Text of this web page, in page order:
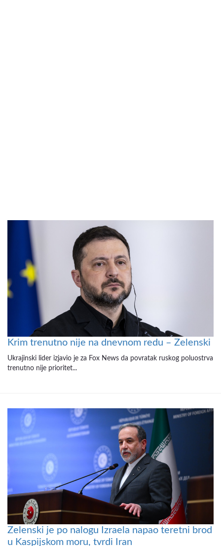
Krim trenutno nije na dnevnom redu – Zelenski
Ukrajinski lider izjavio je za Fox News da povratak ruskog poluostrva
trenutno nije prioritet...
Zelenski je po nalogu Izraela napao teretni brod
u Kaspijskom moru, tvrdi Iran